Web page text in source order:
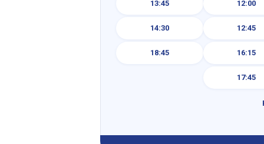
13:45
14:30
18:45
12:00
12:45
16:15
17:45